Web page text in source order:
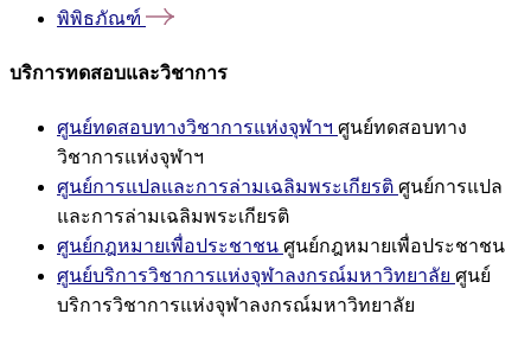
พิพิธภัณฑ์
บริการทดสอบและวิชาการ
ศูนย์ทดสอบทางวิชาการแห่งจุฬาฯ ศูนย์ทดสอบทาง
วิชาการแห่งจุฬาฯ
ศูนย์การแปลและการล่ามเฉลิมพระเกียรติ ศูนย์การแปล
และการล่ามเฉลิมพระเกียรติ
ศูนย์กฎหมายเพื่อประชาชน ศูนย์กฎหมายเพื่อประชาชน
ศูนย์บริการวิชาการแห่งจุฬาลงกรณ์มหาวิทยาลัย ศูนย์
บริการวิชาการแห่งจุฬาลงกรณ์มหาวิทยาลัย